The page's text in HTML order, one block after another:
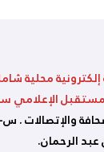
محلية
الإعلامي
عبد الرحمان.